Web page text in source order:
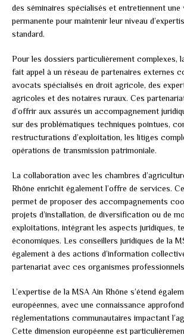
des séminaires spécialisés et entretiennent une
permanente pour maintenir leur niveau
standard.
Pour les dossiers particulièrement complexes,
fait appel à un réseau de partenaires externes
avocats spécialisés en droit agricole, des
agricoles et des notaires ruraux. Ces
d’offrir aux assurés un accompagnement
sur des problématiques techniques pointues,
restructurations d’exploitation, les litiges
opérations de transmission patrimoniale.
La collaboration avec les chambres
Rhône enrichit également l’offre de services.
permet de proposer des accompagnements
projets d’installation, de diversification ou de
exploitations, intégrant les aspects juridiques,
économiques. Les conseillers juridiques de la
également à des actions d’information
partenariat avec ces organismes
L’expertise de la MSA Ain Rhône s’étend
européennes, avec une connaissance
réglementations communautaires impactant
Cette dimension européenne est